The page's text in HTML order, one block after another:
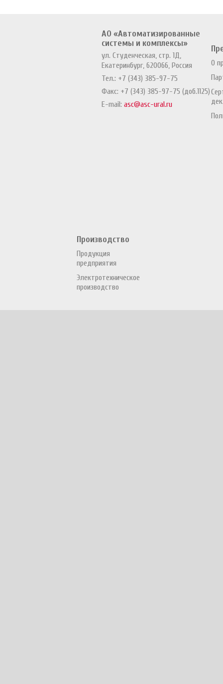
АО «Автоматизированные
системы и комплексы»
ул. Студенческая, стр. 1Д,
Екатеринбург, 620066, Россия
Тел.: +7 (343) 385-97-75
Факс: +7 (343) 385-97-75 (доб.1125)
E-mail: asc@asc-ural.ru
О
Производство
Продукция
предприятия
Электротехническое
производство